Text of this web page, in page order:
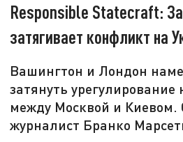
Responsible Statecraft:
затягивает конфликт на
Вашингтон и Лондон
затянуть
между Москвой и Киевом.
журналист Бранко